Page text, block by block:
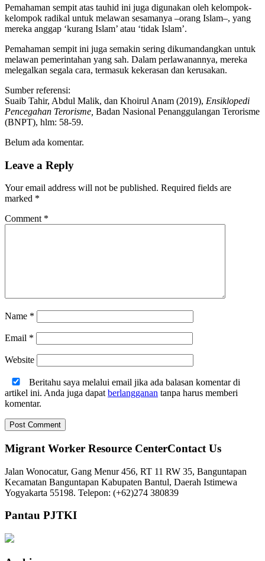
Pemahaman sempit atas tauhid ini juga digunakan oleh kelompok-
kelompok radikal untuk melawan sesamanya –orang Islam–, yang
mereka anggap ‘kurang Islam’ atau ‘tidak Islam’.
Pemahaman sempit ini juga semakin sering dikumandangkan untuk
melawan pemerintahan yang sah. Dalam perlawanannya, mereka
melegalkan segala cara, termasuk kekerasan dan kerusakan.
Sumber referensi:
Suaib Tahir, Abdul Malik, dan Khoirul Anam (2019), Ensiklopedi
Pencegahan Terorisme, Badan Nasional Penanggulangan Terorisme
(BNPT), hlm: 58-59.
Belum ada komentar.
Leave a Reply
Your email address will not be published. Required fields are
marked *
Comment *
Name *
Email *
Website
Beritahu saya melalui email jika ada balasan komentar di
artikel ini. Anda juga dapat berlangganan tanpa harus memberi
komentar.
Migrant Worker Resource CenterContact Us
Jalan Wonocatur, Gang Menur 456, RT 11 RW 35, Banguntapan
Kecamatan Banguntapan Kabupaten Bantul, Daerah Istimewa
Yogyakarta 55198. Telepon: (+62)274 380839
Pantau PJTKI